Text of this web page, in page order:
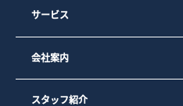
サービス
会社案内
スタッフ紹介